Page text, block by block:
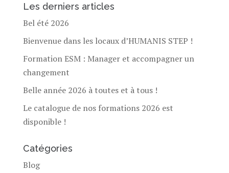
Les derniers articles
Bel été 2026
Bienvenue dans les locaux d’HUMANIS STEP !
Formation ESM : Manager et accompagner un
changement
Belle année 2026 à toutes et à tous !
Le catalogue de nos formations 2026 est
disponible !
Catégories
Blog